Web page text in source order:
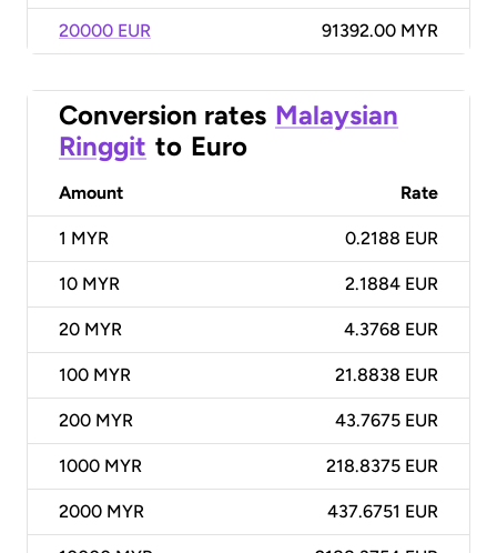
20000 EUR 91392.00 MYR
Conversion rates Malaysian
Ringgit to Euro
Amount Rate
1 MYR 0.2188 EUR
10 MYR 2.1884 EUR
20 MYR 4.3768 EUR
100 MYR 21.8838 EUR
200 MYR 43.7675 EUR
1000 MYR 218.8375 EUR
2000 MYR 437.6751 EUR